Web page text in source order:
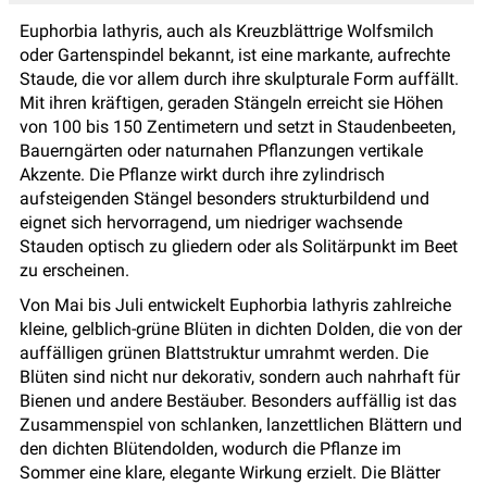
Euphorbia lathyris, auch als Kreuzblättrige Wolfsmilch
oder Gartenspindel bekannt, ist eine markante, aufrechte
Staude, die vor allem durch ihre skulpturale Form auffällt.
Mit ihren kräftigen, geraden Stängeln erreicht sie Höhen
von 100 bis 150 Zentimetern und setzt in Staudenbeeten,
Bauerngärten oder naturnahen Pflanzungen vertikale
Akzente. Die Pflanze wirkt durch ihre zylindrisch
aufsteigenden Stängel besonders strukturbildend und
eignet sich hervorragend, um niedriger wachsende
Stauden optisch zu gliedern oder als Solitärpunkt im Beet
zu erscheinen.
Von Mai bis Juli entwickelt Euphorbia lathyris zahlreiche
kleine, gelblich-grüne Blüten in dichten Dolden, die von der
auffälligen grünen Blattstruktur umrahmt werden. Die
Blüten sind nicht nur dekorativ, sondern auch nahrhaft für
Bienen und andere Bestäuber. Besonders auffällig ist das
Zusammenspiel von schlanken, lanzettlichen Blättern und
den dichten Blütendolden, wodurch die Pflanze im
Sommer eine klare, elegante Wirkung erzielt. Die Blätter